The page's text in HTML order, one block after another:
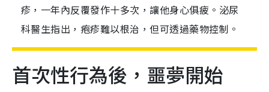
疹，一年內反覆發作十多次，讓他身心俱疲。泌尿
科醫生指出，疱疹難以根治，但可透過藥物控制。
首次性行為後，噩夢開始